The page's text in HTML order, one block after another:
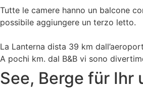
Tutte le camere hanno un balcone
possibile aggiungere un terzo letto.
La Lanterna dista 39 km
A pochi km. dal B&B vi sono
See, Berge für Ihr